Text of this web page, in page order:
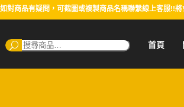
如對商品有疑問，可截圖或複製商品名稱聯繫線上客服!!
搜
尋：
首頁